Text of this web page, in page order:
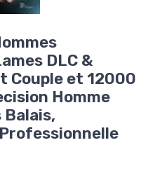
DLC &
Couple et 12000
Homme
Balais,